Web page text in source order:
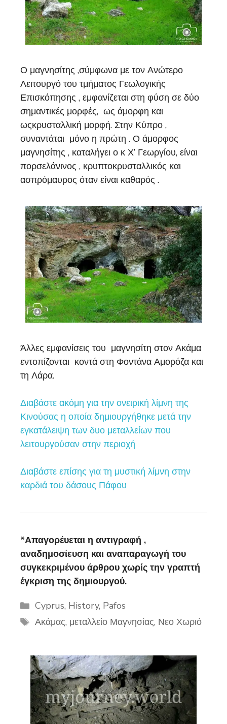
Ο μαγνησίτης ,σύμφωνα με τον Ανώτερο
Λειτουργό του τμήματος Γεωλογικής
Επισκόπησης , εμφανίζεται στη φύση σε δύο
σημαντικές μορφές, ως άμορφη και
ωςκρυσταλλική μορφή. Στην Κύπρο ,
συναντάται μόνο η πρώτη . Ο άμορφος
μαγνησίτης , καταλήγει ο κ Χ’ Γεωργίου, είναι
πορσελάνινος , κρυπτοκρυσταλλικός και
ασπρόμαυρος όταν είναι καθαρός .
Άλλες εμφανίσεις του μαγνησίτη στον Ακάμα
εντοπίζονται κοντά στη Φοντάνα Αμορόζα και
τη Λάρα.
Διαβάστε ακόμη για την ονειρική λίμνη της
Κινούσας η οποία δημιουργήθηκε μετά την
εγκατάλειψη των δυο μεταλλείων που
λειτουργούσαν στην περιοχή
Διαβάστε επίσης για τη μυστική λίμνη στην
καρδιά του δάσους Πάφου
*Απαγορέυεται η αντιγραφή ,
αναδημοσίευση και αναπαραγωγή του
συγκεκριμένου άρθρου χωρίς την γραπτή
έγκριση της δημιουργού.
Categories
Cyprus, History, Pafos
Tags
Ακάμας, μεταλλείο Μαγνησίας, Νεο Χωριό